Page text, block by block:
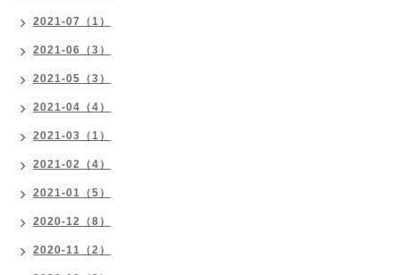
2021-07（1）
2021-06（3）
2021-05（3）
2021-04（4）
2021-03（1）
2021-02（4）
2021-01（5）
2020-12（8）
2020-11（2）